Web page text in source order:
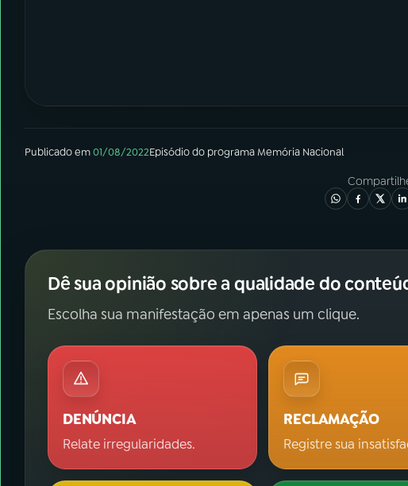
Publicado em01/08/2022Episódiodo programa Memória Nacional
Dê sua opinião sobre a qualidade do
Escolha sua manifestação em apenas um clique.
DENÚNCIA
Relate irregularidades.
RECLAMAÇÃO
Registre sua